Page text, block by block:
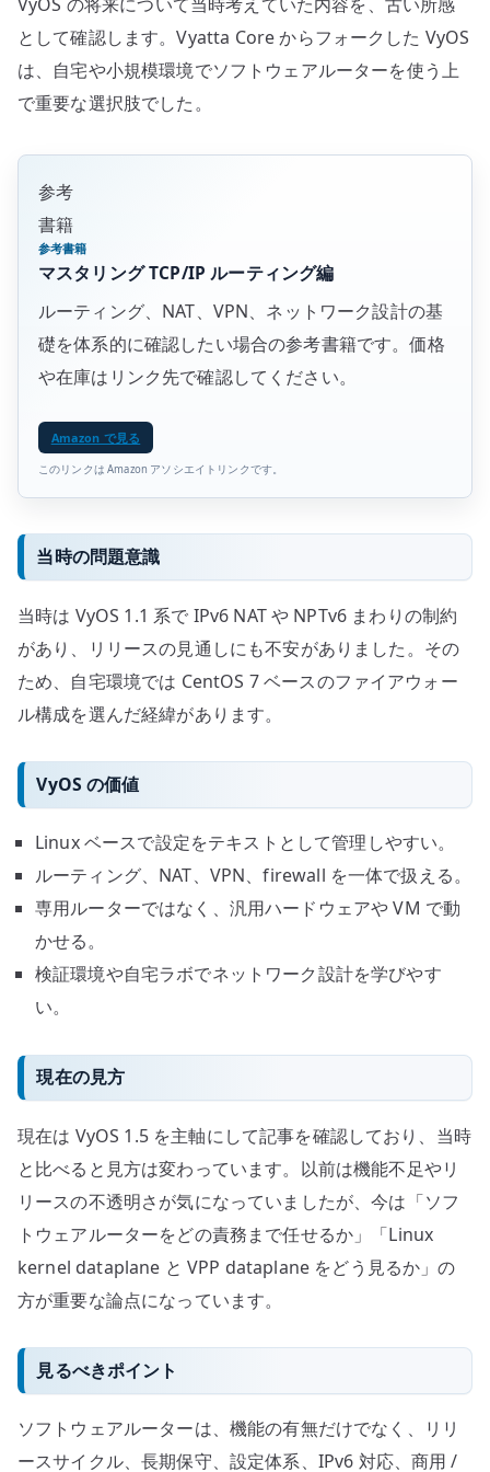
ー
と
し
て
見
として確認します。Vyatta Core からフォークした VyOS
は、自宅や小規模環境でソフトウェアルーターを使う上
で重要な選択肢でした。
参考
書籍
参考書籍
マスタリング TCP/IP ルーティング編
ルーティング、NAT、VPN、ネットワーク設計の基
礎を体系的に確認したい場合の参考書籍です。価格
や在庫はリンク先で確認してください。
Amazon で見る
このリンクは Amazon アソシエイトリンクです。
当時の問題意識
当時は VyOS 1.1 系で IPv6 NAT や NPTv6 まわりの制約
があり、リリースの見通しにも不安がありました。その
ため、自宅環境では CentOS 7 ベースのファイアウォー
ル構成を選んだ経緯があります。
VyOS の価値
Linux ベースで設定をテキストとして管理しやすい。
ルーティング、NAT、VPN、firewall を一体で扱える。
専用ルーターではなく、汎用ハードウェアや VM で動
かせる。
検証環境や自宅ラボでネットワーク設計を学びやす
い。
現在の見方
現在は VyOS 1.5 を主軸にして記事を確認しており、当時
と比べると見方は変わっています。以前は機能不足やリ
リースの不透明さが気になっていましたが、今は「ソフ
トウェアルーターをどの責務まで任せるか」「Linux
kernel dataplane と VPP dataplane をどう見るか」の
方が重要な論点になっています。
見るべきポイント
ソフトウェアルーターは、機能の有無だけでなく、リリ
ースサイクル、長期保守、設定体系、IPv6 対応、商用 /